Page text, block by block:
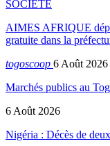
SOCIETE
AIMES AFRIQUE
gratuite dans la
togoscoop 6 Août 2026
Marchés publics au
6 Août 2026
Nigéria : Décès de